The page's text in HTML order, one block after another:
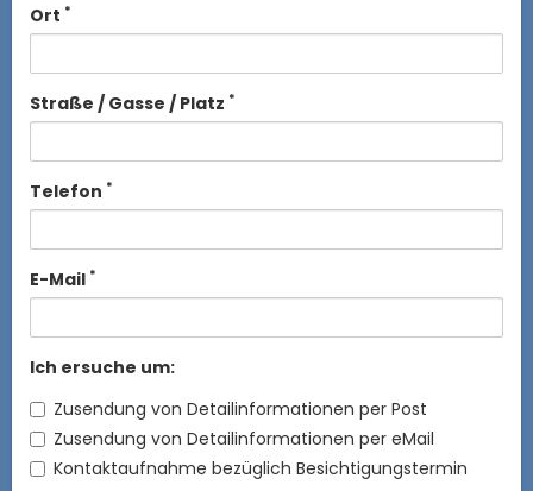
Ort *
Straße / Gasse / Platz *
Telefon *
E-Mail *
Ich ersuche um:
Zusendung von Detailinformationen per Post
Zusendung von Detailinformationen per eMail
Kontaktaufnahme bezüglich Besichtigungstermin